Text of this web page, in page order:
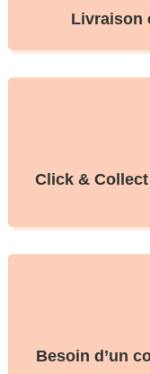
Livraison
Click &
Besoin d’un